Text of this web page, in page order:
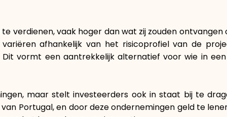
verdienen, vaak hoger dan wat zij zouden
afhankelijk van het risicoprofiel van de
vormt een aantrekkelijk alternatief voor wie in
maar stelt investeerders ook in staat bij te
Portugal, en door deze ondernemingen geld te